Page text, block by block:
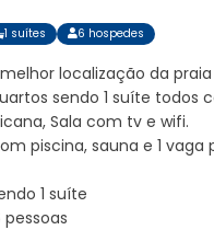
1 suítes 6 hospedes
melhor localização da
sendo 1 suíte
Sala com tv e wifi.
piscina, sauna e 1 vaga
1 suíte